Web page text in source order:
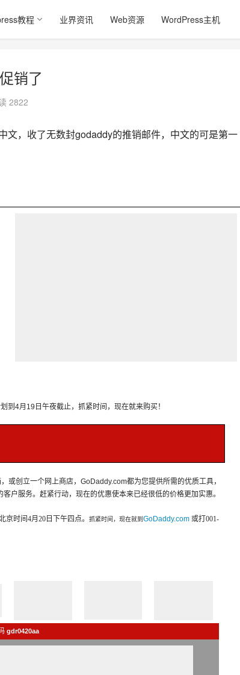
教程 业界资讯 Web资源 WordPress主机
销了
2822
文，收了无数封godaddy的推销邮件，中文的可是第一
到4月19日午夜截止，抓紧时间，现在就来购买！
或创立一个网上商店，GoDaddy.com都为您提供所需的优质工具，
户服务。赶紧行动，现在的优惠使本来已经很低的价格更加实惠。
京时间 4月 20 日下午四点。 抓紧时间，现在就到 GoDaddy.com 或打 001-
gdr0420aa